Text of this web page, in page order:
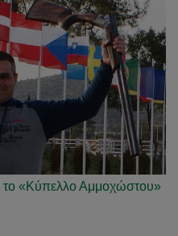
το «Κύπελλο Αμμοχώστου»